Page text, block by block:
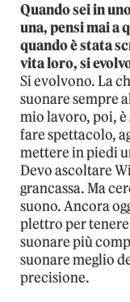
Quando sei in
una, pensi mai a
quando è stata
vita loro, si
Si evolvono. La
suonare sempre
mio lavoro, poi,
fare spettacolo,
mettere in piedi
Devo ascoltare
grancassa. Ma
suono. Ancora
plettro per
suonare più
suonare meglio
precisione.